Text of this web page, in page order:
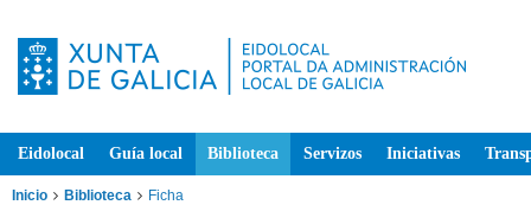
Eidolocal Guía local Biblioteca Servizos Iniciativas
Inicio Biblioteca Ficha